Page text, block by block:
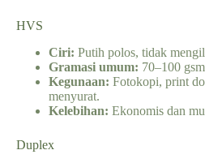
HVS
Ciri: Putih polos, tidak
Gramasi umum: 70–100
Kegunaan: Fotokopi, print
menyurat.
Kelebihan: Ekonomis dan
Duplex